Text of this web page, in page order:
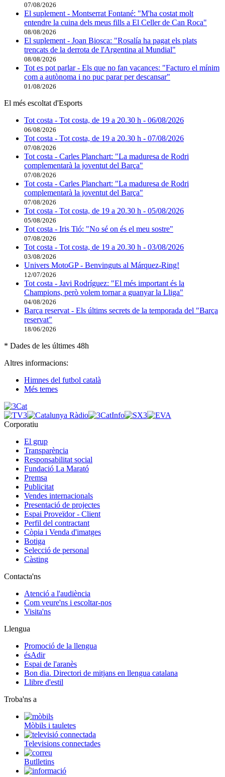
07/08/2026
El suplement - Montserrat Fontané: "M'ha costat molt
entendre la cuina dels meus fills a El Celler de Can Roca"
08/08/2026
El suplement - Joan Biosca: "Rosalía ha pagat els plats
trencats de la derrota de l'Argentina al Mundial"
08/08/2026
Tot es pot parlar - Els que no fan vacances: "Facturo el mínim
com a autònoma i no puc parar per descansar"
01/08/2026
El més escoltat d'Esports
Tot costa - Tot costa, de 19 a 20.30 h - 06/08/2026
06/08/2026
Tot costa - Tot costa, de 19 a 20.30 h - 07/08/2026
07/08/2026
Tot costa - Carles Planchart: "La maduresa de Rodri
complementarà la joventut del Barça"
07/08/2026
Tot costa - Carles Planchart: "La maduresa de Rodri
complementarà la joventut del Barça"
07/08/2026
Tot costa - Tot costa, de 19 a 20.30 h - 05/08/2026
05/08/2026
Tot costa - Iris Tió: "No sé on és el meu sostre"
07/08/2026
Tot costa - Tot costa, de 19 a 20.30 h - 03/08/2026
03/08/2026
Univers MotoGP - Benvinguts al Márquez-Ring!
12/07/2026
Tot costa - Javi Rodríguez: "El més important és la
Champions, però volem tornar a guanyar la Lliga"
04/08/2026
Barça reservat - Els últims secrets de la temporada del "Barça
reservat"
18/06/2026
* Dades de les últimes 48h
Altres informacions:
Himnes del futbol català
Més temes
Corporatiu
El grup
Transparència
Responsabilitat social
Fundació La Marató
Premsa
Publicitat
Vendes internacionals
Presentació de projectes
Espai Proveïdor - Client
Perfil del contractant
Còpia i Venda d'imatges
Botiga
Selecció de personal
Càsting
Contacta'ns
Atenció a l'audiència
Com veure'ns i escoltar-nos
Visita'ns
Llengua
Promoció de la llengua
ésAdir
Espai de l'aranès
Bon dia. Directori de mitjans en llengua catalana
Llibre d'estil
Troba'ns a
Mòbils i tauletes
Televisions connectades
Butlletins